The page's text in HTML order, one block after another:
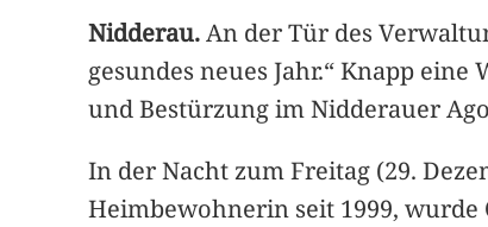
Nidderau.An der Tür des
gesundes neues Jahr.“ Knapp
und Bestürzung im Nidderauer
In der Nacht zum Freitag (29.
Heimbewohnerin seit 1999,